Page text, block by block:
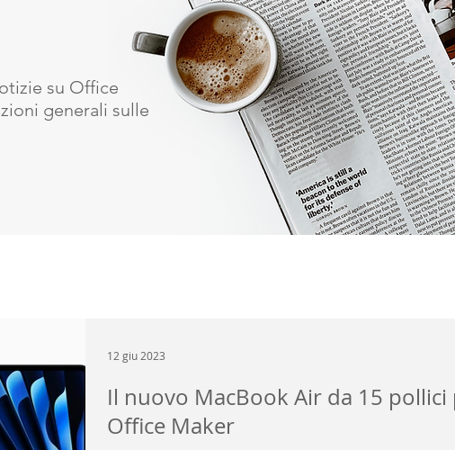
su Office
generali sulle
Il nuovo MacBook Air da 15 pollici
Office Maker
12 giu 2023